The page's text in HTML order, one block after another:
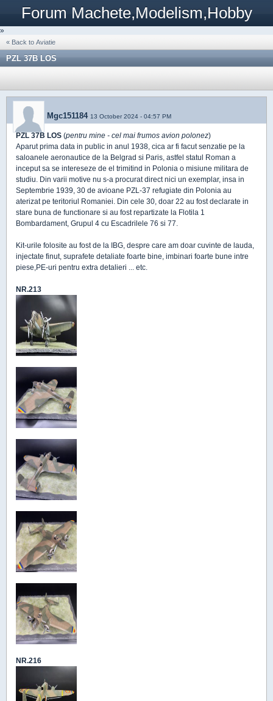
Forum Machete,Modelism,Hobby
»
« Back to Aviatie
PZL 37B LOS
Mgc151184 13 October 2024 - 04:57 PM
PZL 37B LOS ( pentru mine - cel mai frumos avion polonez)
Aparut prima data in public in anul 1938, cica ar fi facut senzatie pe la
saloanele aeronautice de la Belgrad si Paris, astfel statul Roman a
inceput sa se intereseze de el trimitind in Polonia o misiune militara de
studiu. Din varii motive nu s-a procurat direct nici un exemplar, insa in
Septembrie 1939, 30 de avioane PZL-37 refugiate din Polonia au
aterizat pe teritoriul Romaniei. Din cele 30, doar 22 au fost declarate in
stare buna de functionare si au fost repartizate la Flotila 1
Bombardament, Grupul 4 cu Escadrilele 76 si 77.
Kit-urile folosite au fost de la IBG, despre care am doar cuvinte de lauda,
injectate finut, suprafete detaliate foarte bine, imbinari foarte bune intre
piese,PE-uri pentru extra detalieri ... etc.
NR.213
NR.216